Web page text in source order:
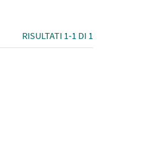
RISULTATI 1-1 DI 1